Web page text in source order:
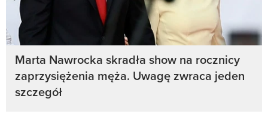
Marta Nawrocka skradła show na rocznicy
zaprzysiężenia męża. Uwagę zwraca jeden
szczegół